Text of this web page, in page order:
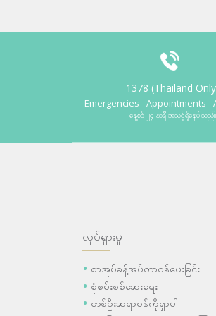
1378 (Thailand
Emergencies - Appointments -
နေ့စဉ် ၂၄ နာရီ အသင့်ရှိနေပါသည်။
လှုပ်ရှားမှု
စာအုပ်ခန့်အပ်တာဝန်ပေးခြင်း
စုံစမ်းစစ်ဆေးရေး
တစ်ဦးဆရာဝန်ကိုရှာပါ